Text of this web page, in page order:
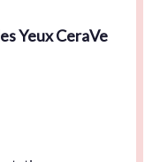
Yeux CeraVe